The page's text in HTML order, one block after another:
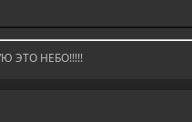
ЭТО НЕБО!!!!!